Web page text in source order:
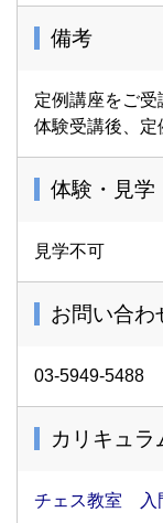
備考
定例講座をご受
体験受講後、定
体験・見学
見学不可
お問い合わ
03-5949-5488
カリキュラ
チェス教室 入